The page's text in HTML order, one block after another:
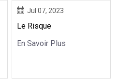
Jul 07, 2023
Le Risque
En Savoir Plus